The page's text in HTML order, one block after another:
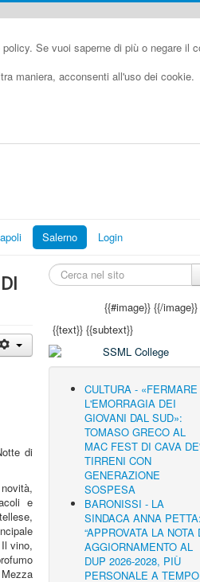
Se vuoi saperne di più o negare il
maniera, acconsenti all'uso dei cookie.
Salerno Login
di
e
vino,
{{#image}}{{/image}}
{{text}} {{subtext}}
CULTURA - «FERMARE
L'EMORRAGIA DEI
GIOVANI DAL SUD»:
TOMASO GRECO AL
MAC FEST DI CAVA DE'
TIRRENI CON
GENERAZIONE
SOSPESA
BARONISSI - LA
SINDACA ANNA PETTA:
“APPROVATA LA NOTA
AGGIORNAMENTO AL
DUP 2026-2028, PIÙ
PERSONALE A TEMPO